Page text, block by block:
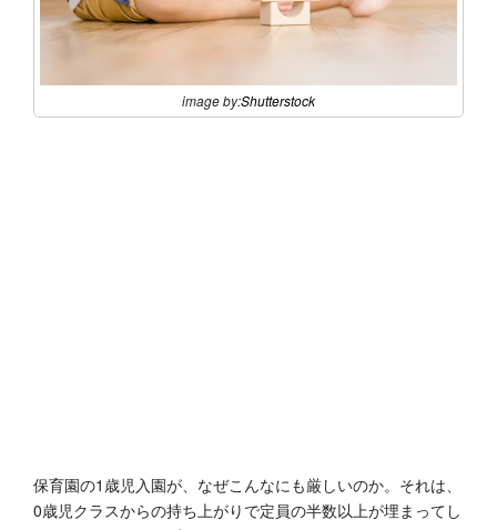
image by:Shutterstock
保育園の1歳児入園が、なぜこんなにも厳しいのか。それは、
0歳児クラスからの持ち上がりで定員の半数以上が埋まってし